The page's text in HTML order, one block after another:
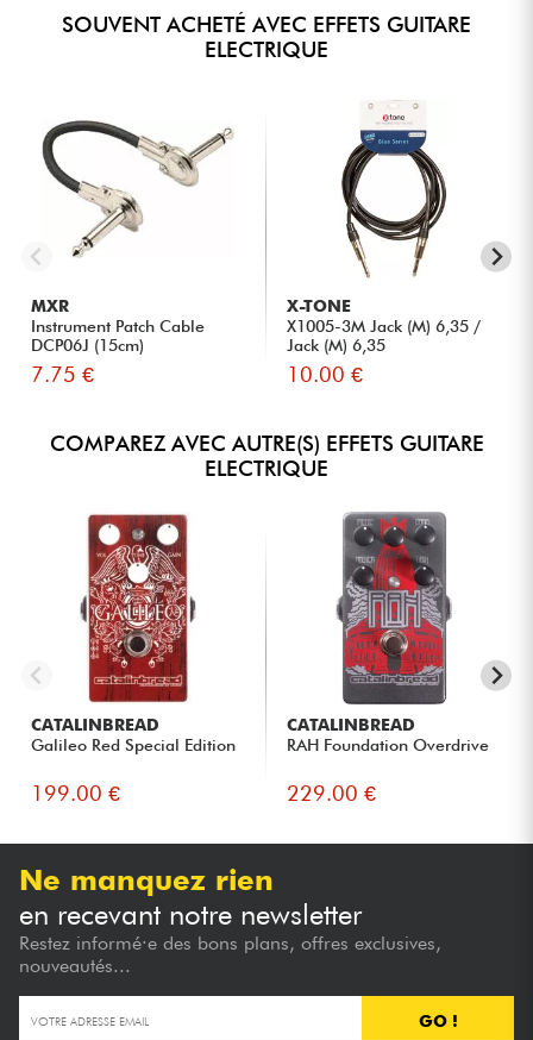
SOUVENT ACHETÉ AVEC EFFETS GUITARE
ELECTRIQUE
MXR
Instrument Patch Cable
DCP06J (15cm)
7.75 €
X-TONE
X1005-3M Jack (M) 6,35 /
Jack (M) 6,35
10.00 €
COMPAREZ AVEC AUTRE(S) EFFETS GUITARE
ELECTRIQUE
CATALINBREAD
Galileo Red Special Edition
199.00 €
CATALINBREAD
RAH Foundation Overdrive
229.00 €
Ne manquez rien
en recevant notre newsletter
Restez informé·e des bons plans, offres exclusives,
nouveautés...
GO !